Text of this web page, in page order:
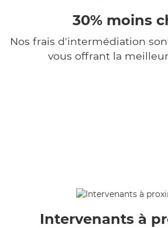
30% moins
Nos frais d'intermédiation
vous offrant la
Intervenants à